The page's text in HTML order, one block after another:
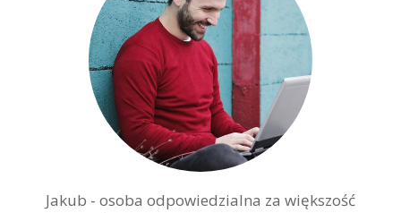
Jakub - osoba odpowiedzialna za większość